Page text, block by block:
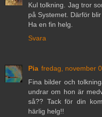
Kul tolkning. Jag tror
på Systemet. Därför
Ha en fin helg.
Svara
Pia fredag, november
Fina bilder och
undrar om hon är
så?? Tack för din
härlig helg!!